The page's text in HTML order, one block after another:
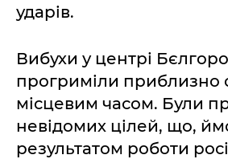
ударів.
Вибухи у центрі
прогриміли приблизно
місцевим часом. Були
невідомих цілей, що,
результатом роботи